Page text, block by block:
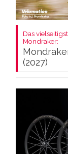
Das
Mondraker:
(2027)